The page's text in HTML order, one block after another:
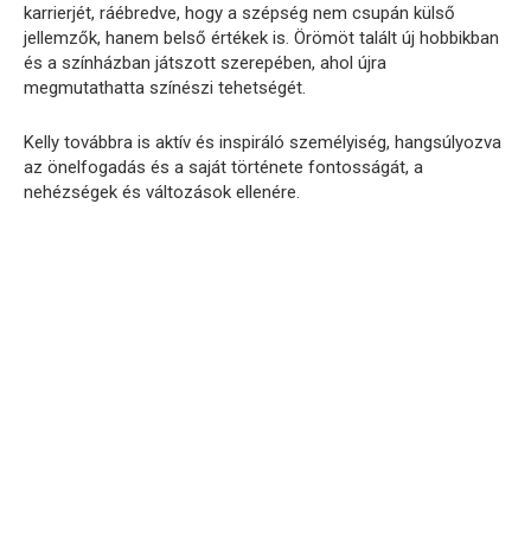
karrierjét, ráébredve, hogy a szépség nem csupán külső
jellemzők, hanem belső értékek is. Örömöt talált új hobbikban
és a színházban játszott szerepében, ahol újra
megmutathatta színészi tehetségét.
Kelly továbbra is aktív és inspiráló személyiség, hangsúlyozva
az önelfogadás és a saját története fontosságát, a
nehézségek és változások ellenére.